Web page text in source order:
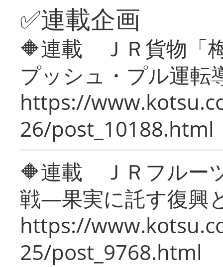
✅連載企画
🔶連載 ＪＲ貨物「
プッシュ・プル運転
https://
26/post_10188.html
🔶連載 ＪＲフルー
戦―果実に託す復興
https://
25/post_9768.html